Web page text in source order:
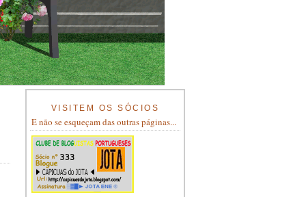
VISITEM OS SÓCIOS
E não se esqueçam das outras páginas...